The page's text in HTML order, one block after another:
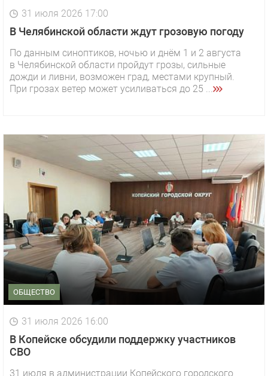
31 июля 2026 17:00
В Челябинской области ждут грозовую погоду
По данным синоптиков, ночью и днём 1 и 2 августа
в Челябинской области пройдут грозы, сильные
дожди и ливни, возможен град, местами крупный.
При грозах ветер может усиливаться до 25 ...
ОБЩЕСТВО
31 июля 2026 16:00
В Копейске обсудили поддержку участников
СВО
31 июля в администрации Копейского городского